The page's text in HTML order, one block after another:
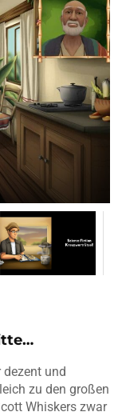
und
zu den großen
Whiskers zwar